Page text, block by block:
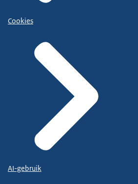
Cookies
AI-gebruik